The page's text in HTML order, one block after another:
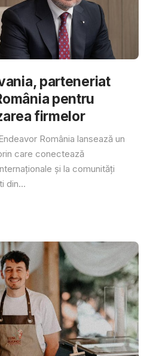
parteneriat
pentru
firmelor
România lansează un
care conectează
și la comunități
din...